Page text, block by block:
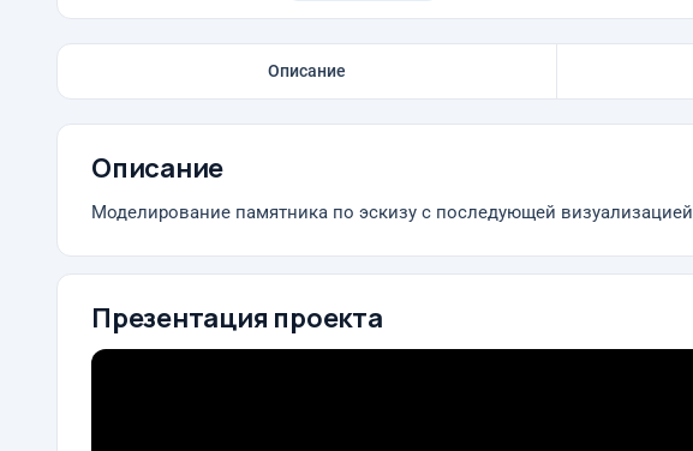
Описание
Описание
Моделирование памятника по эскизу с последующей визуализацией
Презентация проекта